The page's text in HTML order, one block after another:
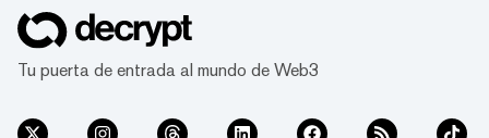
Tu puerta de entrada al mundo de Web3